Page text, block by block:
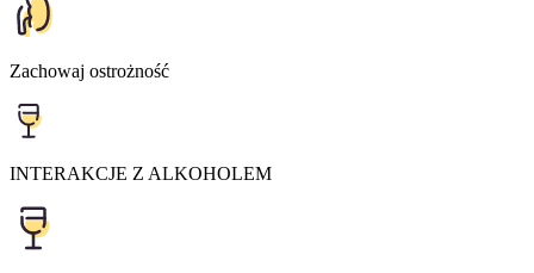
Zachowaj ostrożność
INTERAKCJE Z ALKOHOLEM